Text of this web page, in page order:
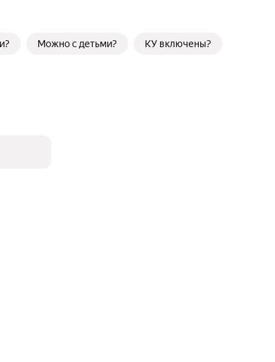
Можно с детьми? КУ включены?